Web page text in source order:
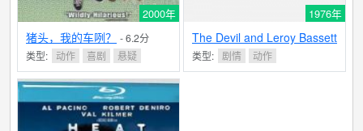
2000年
猪头，我的车咧？
- 6.2分
类型:
动作 喜剧 悬疑
1976年
The Devil and Leroy Bassett
类型: 剧情 动作